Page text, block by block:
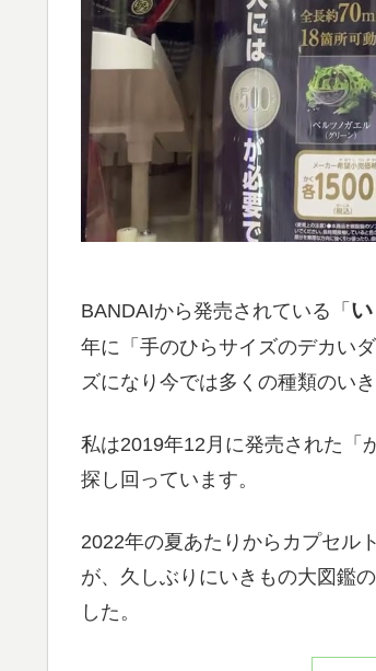
BANDAIから発売されている「
年に「手のひらサイズのデカい
ズになり今では多くの種類のい
私は2019年12月に発売された「
探し回っています。
2022年の夏あたりからカプセル
が、久しぶりにいきもの大図鑑
した。